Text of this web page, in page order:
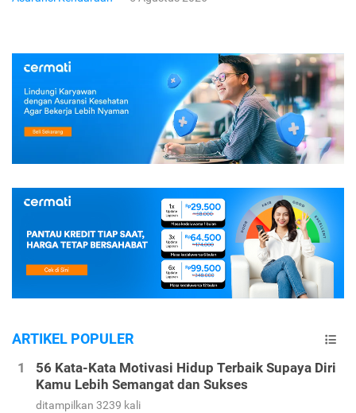
ARTIKEL POPULER
56 Kata-Kata Motivasi Hidup Terbaik Supaya Diri
Kamu Lebih Semangat dan Sukses
ditampilkan 3239 kali